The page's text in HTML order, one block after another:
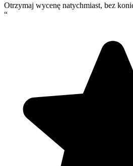
Otrzymaj wycenę natychmiast, bez
“